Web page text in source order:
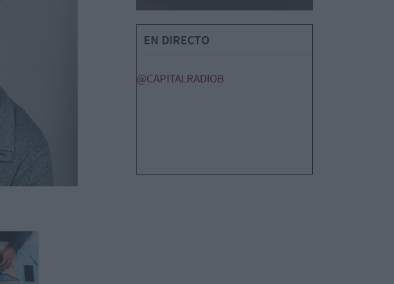
EN DIRECTO
@CAPITALRADIOB